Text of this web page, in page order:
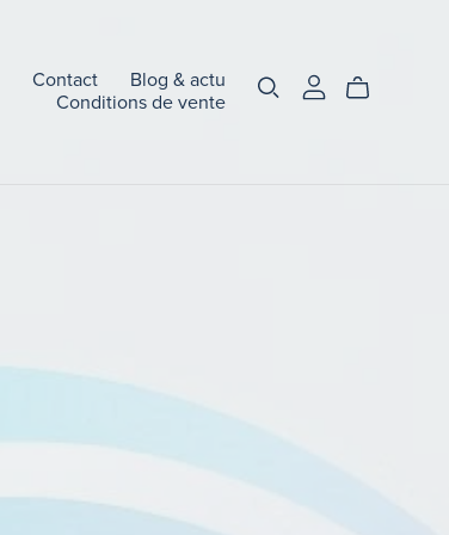
Contact
Blog & actu
Conditions de vente